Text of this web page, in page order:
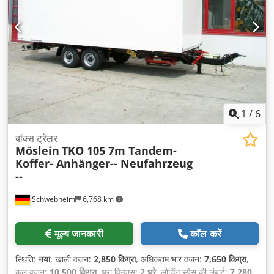
1 / 6
Schwebheim 6,768 km
बॉक्स ट्रेलर
Möslein TKO 105 7m Tandem-
Koffer- Anhänger-- Neufahrzeug
--
मूल्य जानकारी कॉल करें
स्थिति:नया, खाली वजन: 2,850 किग्रा, अधिकतम भार वजन: 7,650 किग्रा,